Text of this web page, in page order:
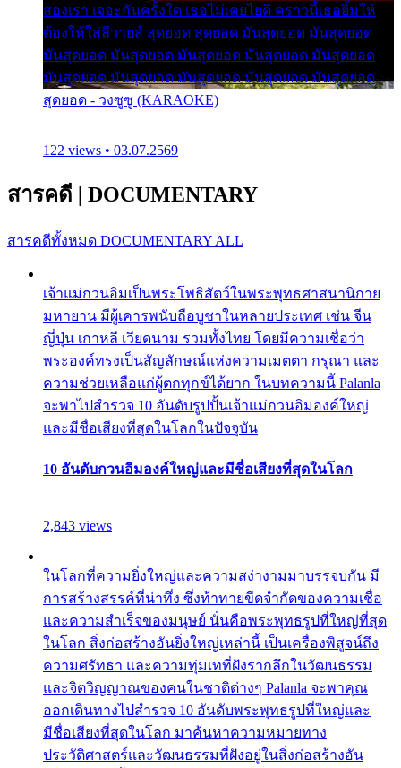
สองเรา เจอะกันครั้งใด เธอไม่เคยไยดี คราวนี้เธอยิ้มให้
ต้องให้ใส่ลีวายส์ สุดยอด สุดยอด มันสุดยอด มันสุดยอด
มันสุดยอด มันสุดยอด มันสุดยอด มันสุดยอด มันสุดยอด
มันสุดยอด มันสุดยอด มันสุดยอด มันสุดยอด มันสุดยอด
สุดยอด - วงซูซู (KARAOKE)
122 views • 03.07.2569
สารคดี | DOCUMENTARY
สารคดีทั้งหมด DOCUMENTARY ALL
เจ้าแม่กวนอิมเป็นพระโพธิสัตว์ในพระพุทธศาสนานิกาย
มหายาน มีผู้เคารพนับถือบูชาในหลายประเทศ เช่น จีน
ญี่ปุ่น เกาหลี เวียดนาม รวมทั้งไทย โดยมีความเชื่อว่า
พระองค์ทรงเป็นสัญลักษณ์แห่งความเมตตา กรุณา และ
ความช่วยเหลือแก่ผู้ตกทุกข์ได้ยาก ในบทความนี้ Palanla
จะพาไปสำรวจ 10 อันดับรูปปั้นเจ้าแม่กวนอิมองค์ใหญ่
และมีชื่อเสียงที่สุดในโลกในปัจจุบัน
10 อันดับกวนอิมองค์ใหญ่และมีชื่อเสียงที่สุดในโลก
2,843 views
ในโลกที่ความยิ่งใหญ่และความสง่างามมาบรรจบกัน มี
การสร้างสรรค์ที่น่าทึ่ง ซึ่งท้าทายขีดจำกัดของความเชื่อ
และความสำเร็จของมนุษย์ นั่นคือพระพุทธรูปที่ใหญ่ที่สุด
ในโลก สิ่งก่อสร้างอันยิ่งใหญ่เหล่านี้ เป็นเครื่องพิสูจน์ถึง
ความศรัทธา และความทุ่มเทที่ฝังรากลึกในวัฒนธรรม
และจิตวิญญาณของคนในชาติต่างๆ Palanla จะพาคุณ
ออกเดินทางไปสำรวจ 10 อันดับพระพุทธรูปที่ใหญ่และ
มีชื่อเสียงที่สุดในโลก มาค้นหาความหมายทาง
ประวัติศาสตร์และวัฒนธรรมที่ฝังอยู่ในสิ่งก่อสร้างอัน